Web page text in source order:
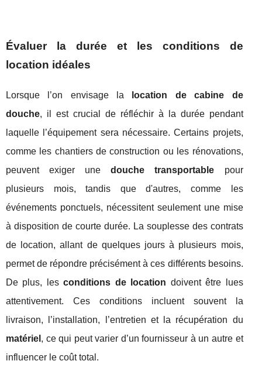
Évaluer la durée et les conditions de
location idéales
Lorsque l’on envisage la
location de cabine de
douche, il est crucial de réfléchir à la durée pendant
laquelle l’équipement sera nécessaire. Certains projets,
comme les chantiers de construction ou les rénovations,
peuvent exiger unedouche transportable pour
plusieurs mois, tandis que d'autres, comme les
événements ponctuels, nécessitent seulement une mise
à disposition de courte durée. La souplesse des contrats
de location, allant de quelques jours à plusieurs mois,
permet de répondre précisément à ces différents besoins.
De plus, lesconditions de location doivent être lues
attentivement. Ces conditions incluent souvent la
livraison, l’installation, l’entretien et la récupération du
matériel , ce qui peut varier d’un fournisseur à un autre et
influencer le coût total.